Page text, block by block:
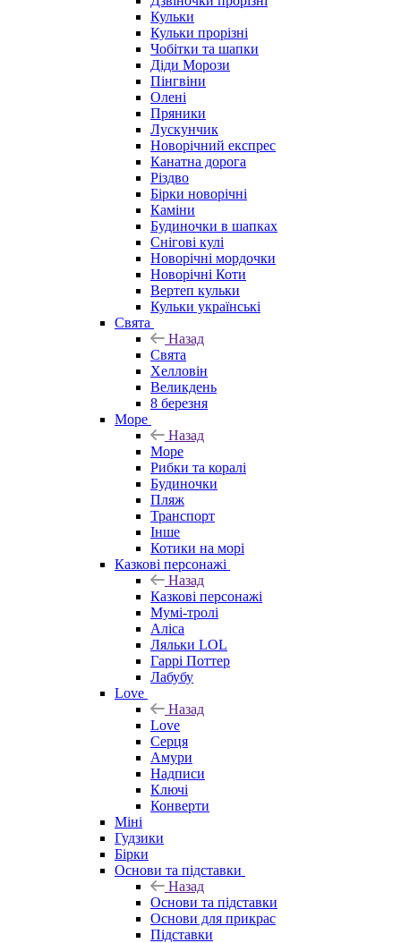
Кульки
Кульки прорізні
Чобітки та шапки
Діди Морози
Пінгвіни
Олені
Пряники
Лускунчик
Новорічний експрес
Канатна дорога
Різдво
Бірки новорічні
Каміни
Будиночки в шапках
Снігові кулі
Новорічні мордочки
Новорічні Коти
Вертеп кульки
Кульки українські
Свята
Назад
Свята
Хелловін
Великдень
8 березня
Море
Назад
Море
Рибки та коралі
Будиночки
Пляж
Транспорт
Інше
Котики на морі
Казкові персонажі
Назад
Казкові персонажі
Мумі-тролі
Аліса
Ляльки LOL
Гаррі Поттер
Лабубу
Love
Назад
Love
Серця
Амури
Надписи
Ключі
Конверти
Міні
Гудзики
Бірки
Основи та підставки
Назад
Основи та підставки
Основи для прикрас
Підставки